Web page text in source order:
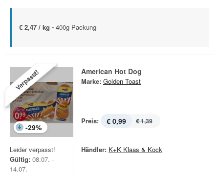
€ 2,47 / kg - 400g Packung
Verpasst!
-29%
American Hot Dog
Marke: Golden Toast
Preis: € 0,99 € 1,39
Leider verpasst!
Gültig: 08.07. -
14.07.
Händler: K+K Klaas & Kock